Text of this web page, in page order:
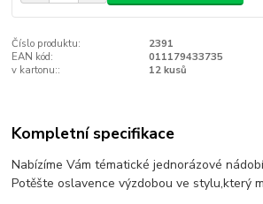
Číslo produktu:
2391
EAN kód:
011179433735
v kartonu::
12 kusů
Kompletní specifikace
Nabízíme Vám tématické jednorázové
Potěšte oslavence výzdobou ve stylu,který